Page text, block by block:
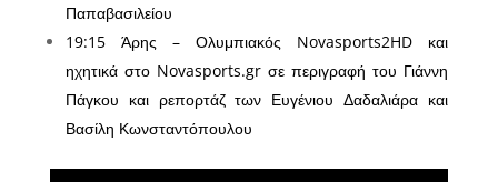
Παπαβασιλείου
19:15 Άρης – Ολυμπιακός Novasports2HD και
ηχητικά στο Novasports.gr σε περιγραφή του Γιάννη
Πάγκου και ρεπορτάζ των Ευγένιου Δαδαλιάρα και
Βασίλη Κωνσταντόπουλου